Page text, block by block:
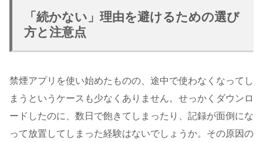
「続かない」理由を避けるための選び
方と注意点
禁煙アプリを使い始めたものの、途中で使わなくなってし
まうというケースも少なくありません。せっかくダウンロ
ードしたのに、数日で飽きてしまったり、記録が面倒にな
って放置してしまった経験はないでしょうか。その原因の